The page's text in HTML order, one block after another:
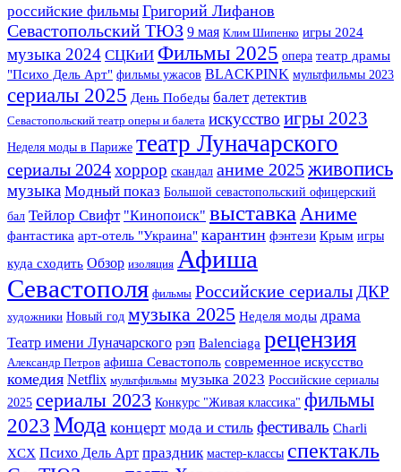
российские фильмы Григорий Лифанов
Севастопольский ТЮЗ 9 мая Клим Шипенко игры 2024
музыка 2024 СЦКиИ Фильмы 2025 опера театр драмы
"Психо Дель Арт" фильмы ужасов BLACKPINK мультфильмы 2023
сериалы 2025 День Победы балет детектив
Севастопольский театр оперы и балета искусство игры 2023
Неделя моды в Париже театр Луначарского
сериалы 2024хоррор скандал аниме 2025живопись
музыка Модный показ Большой севастопольский офицерский
бал Тейлор Свифт "Кинопоиск" выставка Аниме
фантастика арт-отель "Украина" карантин фэнтези Крым игры
куда сходить Обзор изоляция Афиша
Севастополя фильмы Российские сериалы ДКР
художники Новый год музыка 2025 Неделя моды драма
Театр имени Луначарского рэп Balenciaga рецензия
Александр Петров афиша Севастополь современное искусство
комедия Netflix мультфильмы музыка 2023 Российские сериалы
2025 сериалы 2023 Конкурс "Живая классика" фильмы
2023 Мода концерт мода и стиль фестиваль Charli
XCX Психо Дель Арт праздник мастер-классы спектакль